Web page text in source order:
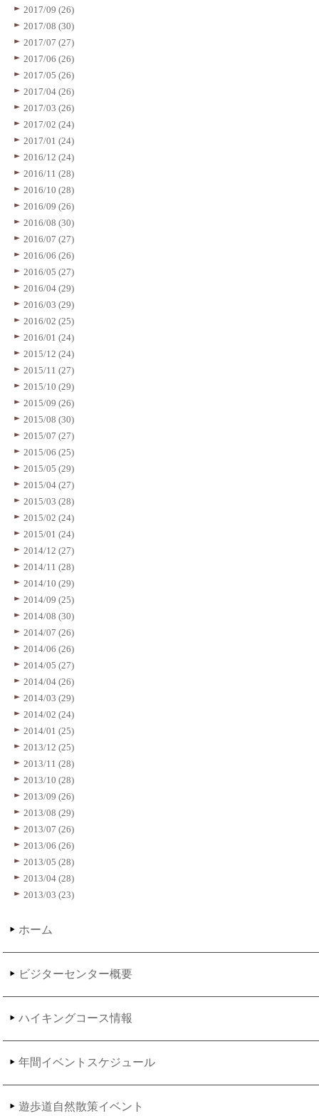
2017/09 (26)
2017/08 (30)
2017/07 (27)
2017/06 (26)
2017/05 (26)
2017/04 (26)
2017/03 (26)
2017/02 (24)
2017/01 (24)
2016/12 (24)
2016/11 (28)
2016/10 (28)
2016/09 (26)
2016/08 (30)
2016/07 (27)
2016/06 (26)
2016/05 (27)
2016/04 (29)
2016/03 (29)
2016/02 (25)
2016/01 (24)
2015/12 (24)
2015/11 (27)
2015/10 (29)
2015/09 (26)
2015/08 (30)
2015/07 (27)
2015/06 (25)
2015/05 (29)
2015/04 (27)
2015/03 (28)
2015/02 (24)
2015/01 (24)
2014/12 (27)
2014/11 (28)
2014/10 (29)
2014/09 (25)
2014/08 (30)
2014/07 (26)
2014/06 (26)
2014/05 (27)
2014/04 (26)
2014/03 (29)
2014/02 (24)
2014/01 (25)
2013/12 (25)
2013/11 (28)
2013/10 (28)
2013/09 (26)
2013/08 (29)
2013/07 (26)
2013/06 (26)
2013/05 (28)
2013/04 (28)
2013/03 (23)
ホーム
ビジターセンター概要
ハイキングコース情報
年間イベントスケジュール
遊歩道自然散策イベント